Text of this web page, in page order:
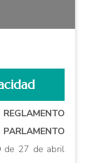
de 27 de abril